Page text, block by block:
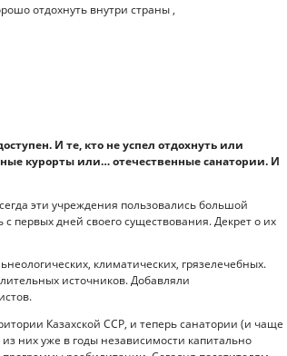
отдохнуть внутри страны ,
И те, кто не успел отдохнуть или
курорты или… отечественные санатории. И
эти учреждения пользовались большой
первых дней своего существования. Декрет о их
климатических, грязелечебных.
источников. Добавляли
Казахской ССР, и теперь санатории (и чаще
них уже в годы независимости капитально